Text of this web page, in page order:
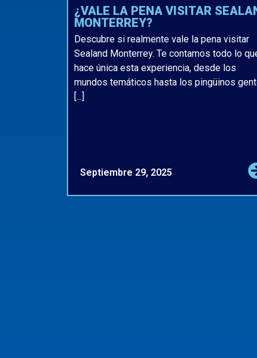
¿VALE LA PENA VISITAR
MONTERREY?
Descubre si realmente vale la pena visitar
Sealand Monterrey. Te contamos todo lo
hace única esta experiencia, desde los
mundos temáticos hasta los pingüinos
[...]
Septiembre 29, 2025